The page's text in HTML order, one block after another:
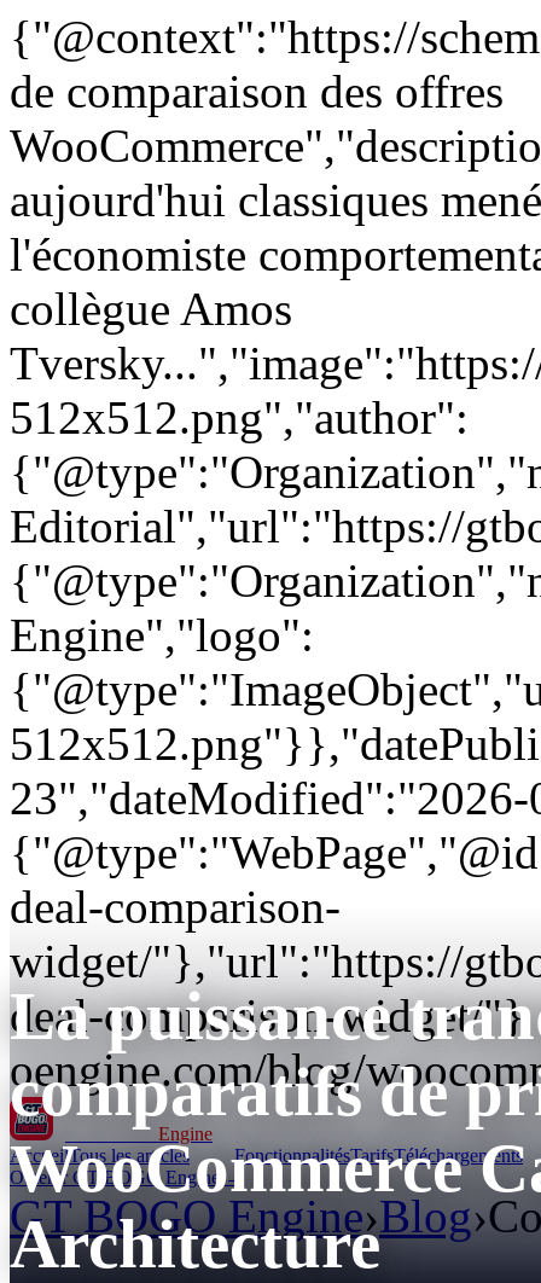
{"@context":"https://
de comparaison des offres
aujourd'hui classiques
l'économiste
collègue Amos
512x512.png","author":
Editorial","url":"https://
Engine","logo":
deal-comparison-
widget/"},"url":"https://
deal-comparison-widget/"}
oengine.com/blog/
GT BOGO Engine
AccueilTous les articles FonctionnalitésTarifsTéléchargements
Obtenir GT BOGO Engine →
GT BOGO Engine›Blog›
La puissance
comparatifs de
WooCommerce
Architecture